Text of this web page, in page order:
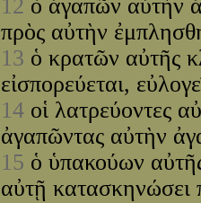
12 ὁ ἀγαπῶν αὐτὴν
πρὸς αὐτὴν
13 ὁ κρατῶν αὐτῆς
εἰσπορεύεται,
14 οἱ λατρεύοντες
ἀγαπῶντας αὐτὴν
15 ὁ ὑπακούων
αὐτῇ κατασκηνώσει